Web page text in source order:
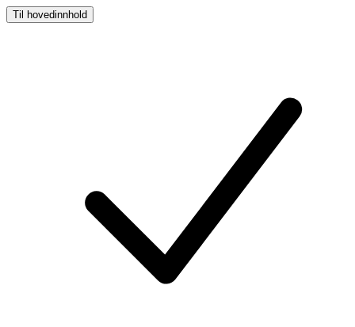
Til hovedinnhold